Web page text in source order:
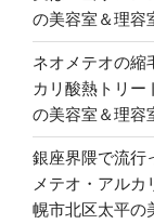
の美容室＆理容
ネオメテオの縮
カリ酸熱トリー
の美容室＆理容
銀座界隈で流行
メテオ・アル
幌市北区太平の